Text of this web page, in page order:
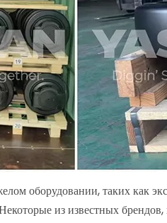
оборудовании, таких как
из известных